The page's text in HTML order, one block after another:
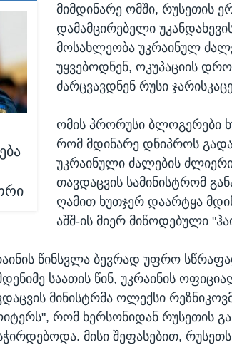
მიმდინარე ომში, რუსეთის
დამამცირებელი
მოსახლეობა უკრაინულ
უყვებოდნენ, ოკუპაციის
ძარცვავდნენ რუსი
ომის პრორუსი ბლოგერები
რომ მდინარე დნიპროს
უკრაინული ძალების
თავდაცვის სამინისტრომ
ღამით ხუთჯერ დაარტყა
აშშ-ის მიერ მიწოდებული
წინსვლა ბევრად უფრო
საათის წინ, უკრაინის
მინისტრმა ოლექსი
რომ ხერსონიდან რუსეთის
მისი შეფასებით, რუსეთს